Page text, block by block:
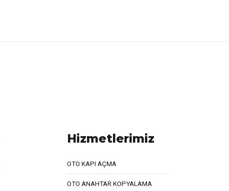
Hizmetlerimiz
OTO KAPI AÇMA
OTO ANAHTAR KOPYALAMA